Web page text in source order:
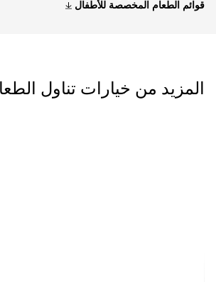
قوائم الطعام المخصصة للأطفال
المزيد من خيارات تناول